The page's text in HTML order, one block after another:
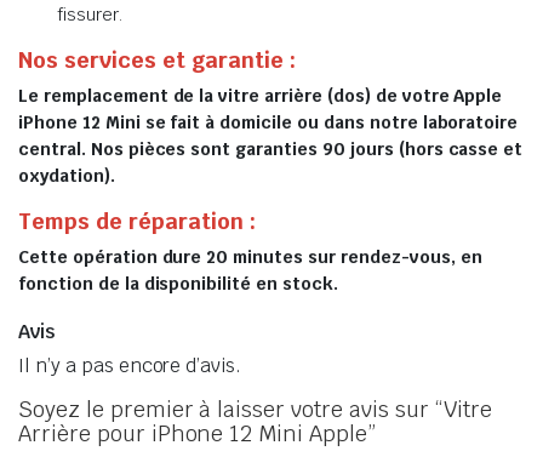
fissurer.
Nos services et garantie :
Le remplacement de la vitre arrière (dos) de votre Apple
iPhone 12 Mini se fait à domicile ou dans notre laboratoire
central. Nos pièces sont garanties 90 jours (hors casse et
oxydation).
Temps de réparation :
Cette opération dure 20 minutes sur rendez-vous, en
fonction de la disponibilité en stock.
Avis
Il n’y a pas encore d’avis.
Soyez le premier à laisser votre avis sur “Vitre
Arrière pour iPhone 12 Mini Apple”